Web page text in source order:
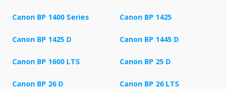
Canon BP 1400 Series Canon BP 1425
Canon BP 1425 D Canon BP 1445 D
Canon BP 1600 LTS Canon BP 25 D
Canon BP 26 D Canon BP 26 LTS